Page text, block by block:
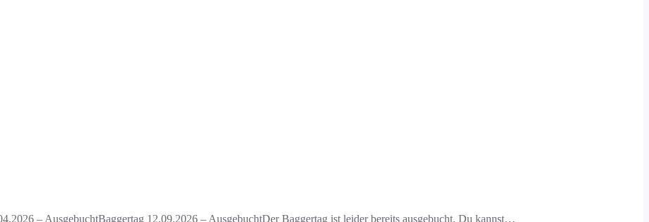
– AusgebuchtBaggertag 12.09.2026 – AusgebuchtDer Baggertag ist leider bereits ausgebucht. Du kannst…